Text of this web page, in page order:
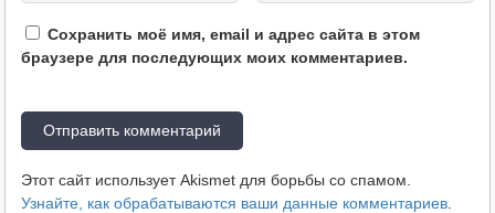
Сохранить моё имя, email и адрес сайта в этом
браузере для последующих моих комментариев.
Этот сайт использует Akismet для борьбы со спамом.
Узнайте, как обрабатываются ваши данные комментариев.